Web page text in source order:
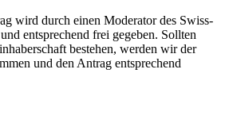
wird durch einen Moderator des Swiss-
entsprechend frei gegeben. Sollten
bestehen, werden wir der
und den Antrag entsprechend